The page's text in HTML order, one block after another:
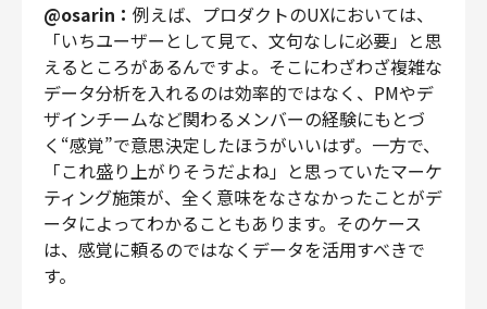
@osarin： 例えば、プロダクトのUXにおいては、
「いちユーザーとして見て、文句なしに必要」と思
えるところがあるんですよ。そこにわざわざ複雑な
データ分析を入れるのは効率的ではなく、PMやデ
ザインチームなど関わるメンバーの経験にもとづ
く“感覚”で意思決定したほうがいいはず。一方で、
「これ盛り上がりそうだよね」と思っていたマーケ
ティング施策が、全く意味をなさなかったことがデ
ータによってわかることもあります。そのケース
は、感覚に頼るのではなくデータを活用すべきで
す。